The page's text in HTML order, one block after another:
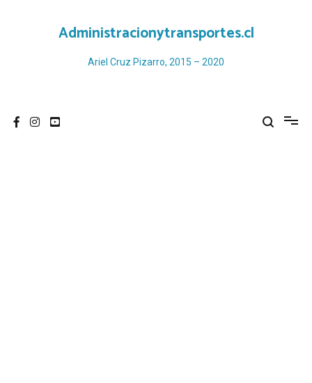
Administracionytransportes.cl
Ariel Cruz Pizarro, 2015 – 2020